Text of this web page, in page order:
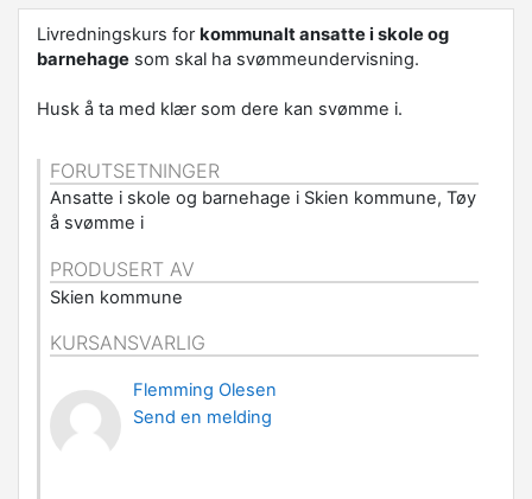
Livredningskurs forkommunalt ansatte i skole og
barnehage som skal ha svømmeundervisning.
Husk å ta med klær som dere kan svømme i.
FORUTSETNINGER
Ansatte i skole og barnehage i Skien kommune, Tøy
å svømme i
PRODUSERT AV
Skien kommune
KURSANSVARLIG
Flemming Olesen
Send en melding